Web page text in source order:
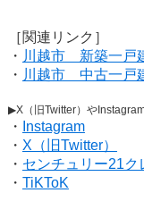
［関連リンク］
・ 川越市 新築一戸
・ 川越市 中古一戸
▶X（旧Twitter）や
・
Instagram
・ X（旧Twitter）
・ センチュリー21
・ TiKToK